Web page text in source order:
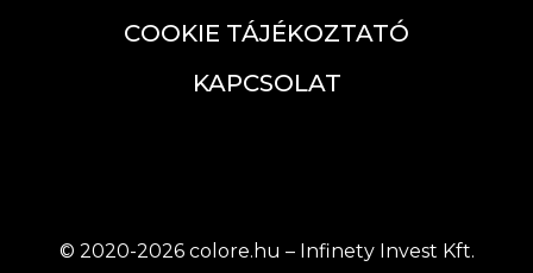
COOKIE TÁJÉKOZTATÓ
KAPCSOLAT
© 2020-2026 colore.hu – Infinety Invest Kft.